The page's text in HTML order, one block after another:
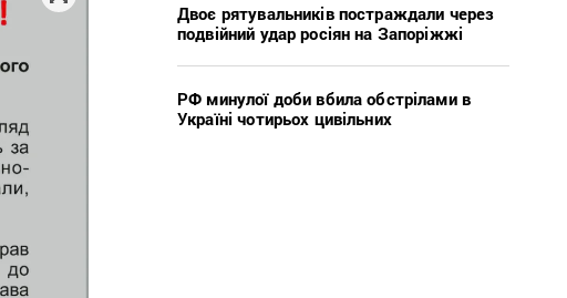
Двоє рятувальників постраждали через
подвійний удар росіян на Запоріжжі
РФ минулої доби вбила обстрілами в
Україні чотирьох цивільних